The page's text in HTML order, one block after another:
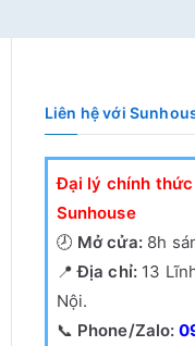
Liên hệ với
Đại lý chính thức
Sunhouse
🕗 Mở cửa:8h
📍Địa chỉ: 13
Nội.
📞 Phone/Zalo: